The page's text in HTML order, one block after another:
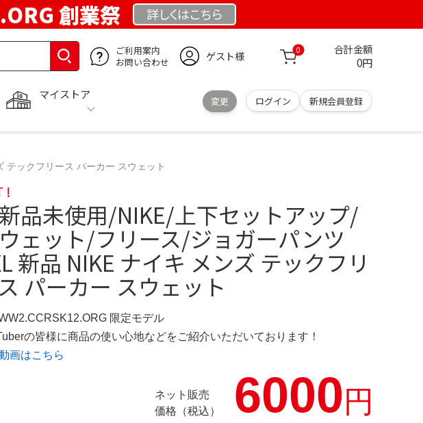
創業祭 詳しくはこちら
ご利用案内
お問い合わせ
ゲスト様 0 合計金額
0円
マイストア
変更 ログイン 新規会員登録
ックフリース パーカー スウェット
!
品未使用/NIKE/上下セットアップ/
ェット/フリース/ジョガーパンツ
新品 NIKE ナイキ メンズ テックフリ
パーカー スウェット
限定モデル
の皆様に商品の使い心地などをご紹介いただいております！
画はこちら
ネット販売
価格（税込）
6000円